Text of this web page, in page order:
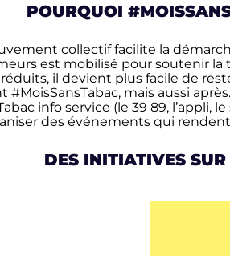
POURQUOI
collectif facilite la
est mobilisé pour soutenir
il devient plus facile de
#MoisSansTabac, mais aussi
info service (le 39 89,
des événements qui rendent
DES INITIATIVES